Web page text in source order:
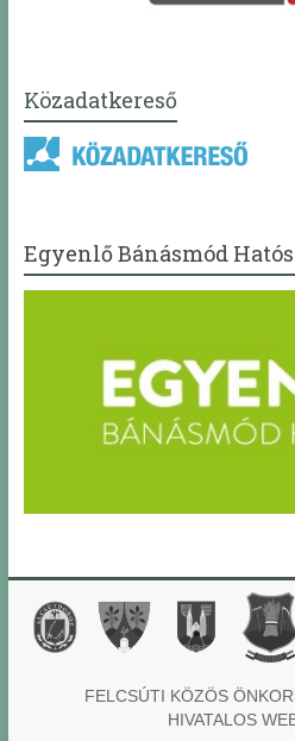
Közadatkereső
Egyenlő Bánásmód
FELCSÚTI KÖZÖS
HIVATALOS